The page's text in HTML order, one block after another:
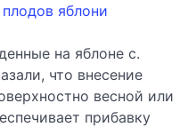
яблони
на яблоне с.
что внесение
весной или
прибавку